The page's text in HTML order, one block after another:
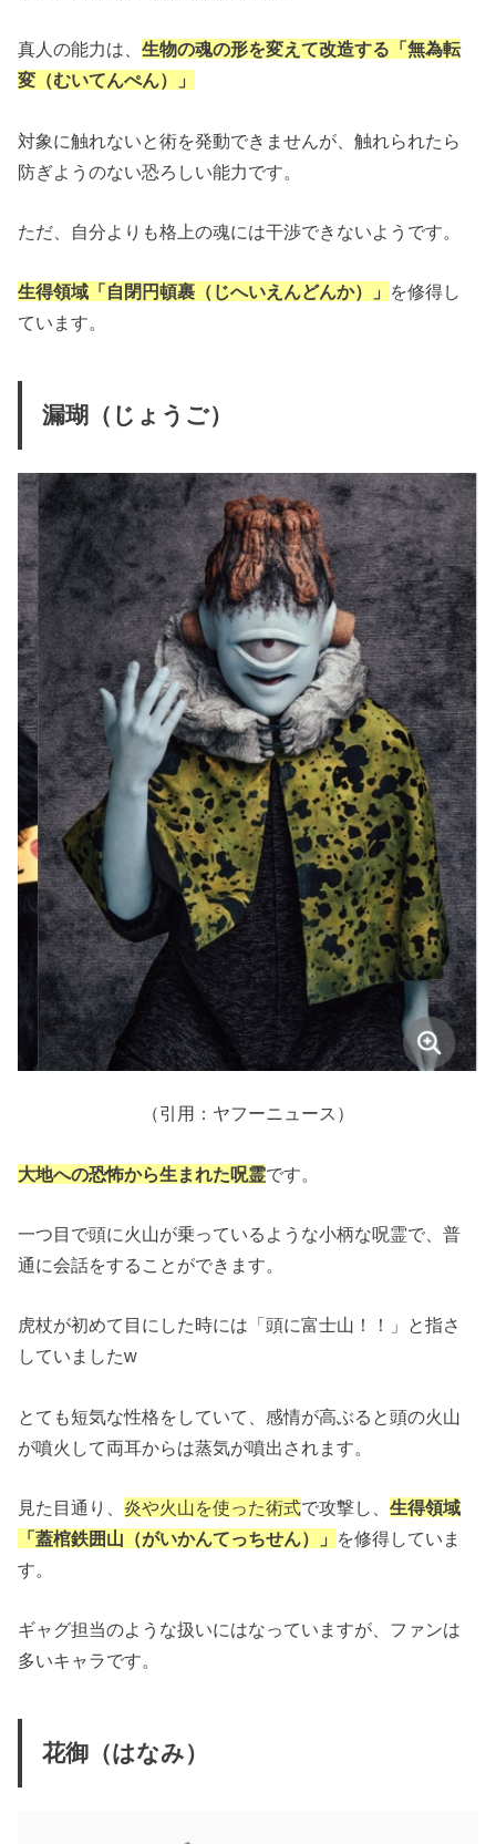
真人の能力は、生物の魂の形を変えて改造する「無為転
変（むいてんぺん）」
対象に触れないと術を発動できませんが、触れられたら
防ぎようのない恐ろしい能力です。
ただ、自分よりも格上の魂には干渉できないようです。
生得領域「自閉円頓裹（じへいえんどんか）」 を修得し
ています。
漏瑚（じょうご）
（引用：ヤフーニュース）
大地への恐怖から生まれた呪霊です。
一つ目で頭に火山が乗っているような小柄な呪霊で、普
通に会話をすることができます。
虎杖が初めて目にした時には「頭に富士山！！」と指さ
していましたw
とても短気な性格をしていて、感情が高ぶると頭の火山
が噴火して両耳からは蒸気が噴出されます。
見た目通り、炎や火山を使った術式で攻撃し、生得領域
「蓋棺鉄囲山（がいかんてっちせん）」 を修得していま
す。
ギャグ担当のような扱いにはなっていますが、ファンは
多いキャラです。
花御（はなみ）